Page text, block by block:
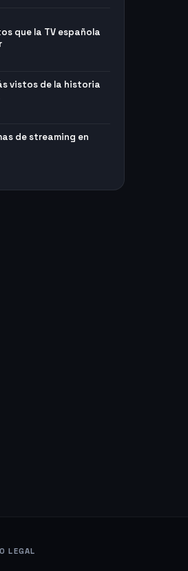
que la TV española
vistos de la historia
de streaming en
LEGAL